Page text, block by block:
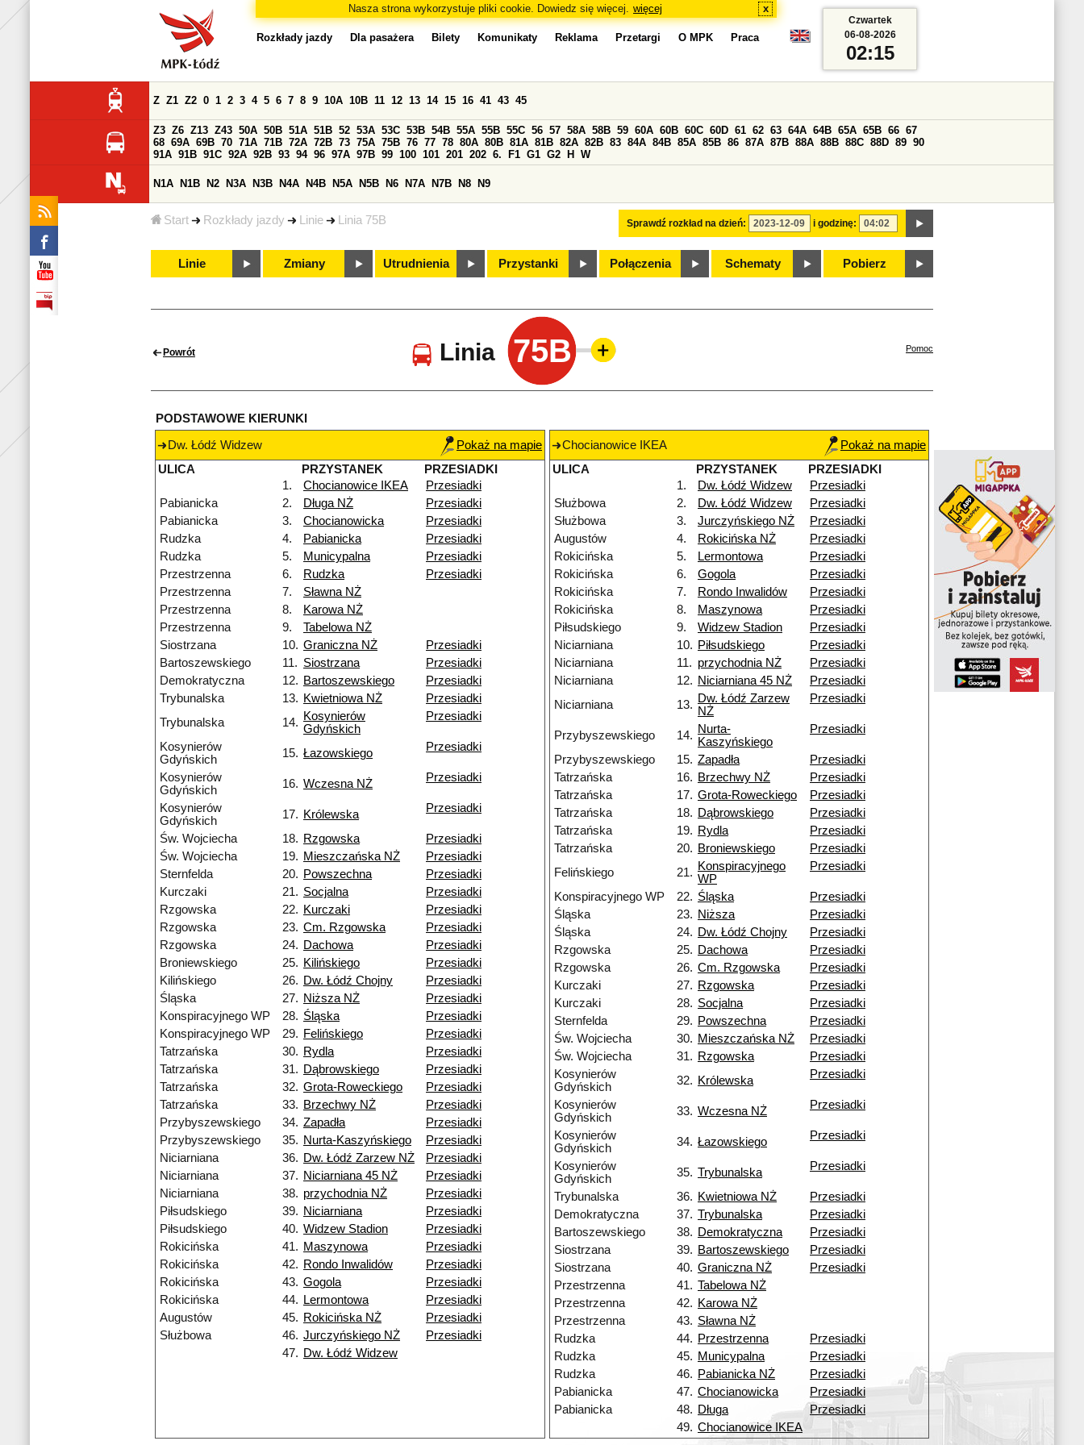
Nasza strona wykorzystuje pliki cookie. Dowiedz się więcej. więcej x
Start Rozkłady jazdy Linie Linia 75B
Rozkłady jazdy Dla pasażera Bilety Komunikaty Reklama Przetargi O MPK Praca
Sprawdź rozkład na dzień: i godzinę:
Z Z1 Z2 0 1 2 3 4 5 6 7 8 9 10A 10B 11 12 13 14 15 16 41 43 45
Z3 Z6 Z13 Z43 50A 50B 51A 51B 52 53A 53C 53B 54B 55A 55B 55C 56 57 58A 58B 59 60A 60B 60C 60D 61 62 63 64A 64B 65A 65B 66 67
68 69A 69B 70 71A 71B 72A 72B 73 75A 75B 76 77 78 80A 80B 81A 81B 82A 82B 83 84A 84B 85A 85B 86 87A 87B 88A 88B 88C 88D 89 90
91A 91B 91C 92A 92B 93 94 96 97A 97B 99 100 101 201 202 6. F1 G1 G2 H W
N1A N1B N2 N3A N3B N4A N4B N5A N5B N6 N7A N7B N8 N9
Linie Zmiany Utrudnienia Przystanki Połączenia Schematy Pobierz
Czwartek
06-08-2026
02:15
Powrót Linia 75B Pomoc
PODSTAWOWE KIERUNKI
Dw. Łódź Widzew
Pokaż na mapie
ULICA
PRZYSTANEK
PRZESIADKI
1.
Chocianowice IKEA
Przesiadki
Pabianicka
2. Długa NŻ
Przesiadki
Pabianicka
3. Chocianowicka
Przesiadki
Rudzka
4. Pabianicka
Przesiadki
Rudzka
5. Municypalna
Przesiadki
Przestrzenna
6. Rudzka
Przesiadki
Przestrzenna
7.
Sławna NŻ
Przestrzenna
8.
Karowa NŻ
Przestrzenna
9.
Tabelowa NŻ
Siostrzana
10. Graniczna NŻ
Przesiadki
Bartoszewskiego
11. Siostrzana
Przesiadki
Demokratyczna
12. Bartoszewskiego
Przesiadki
Trybunalska
13. Kwietniowa NŻ
Przesiadki
Trybunalska
14. Kosynierów
Gdyńskich
Przesiadki
Kosynierów
Gdyńskich
15. Łazowskiego Przesiadki
Kosynierów
Gdyńskich
16. Wczesna NŻ Przesiadki
Kosynierów
Gdyńskich
17. Królewska Przesiadki
Św. Wojciecha 18. Rzgowska
Przesiadki
Św. Wojciecha
19. Mieszczańska NŻ
Przesiadki
Sternfelda
20. Powszechna
Przesiadki
Kurczaki
21. Socjalna
Przesiadki
Rzgowska
22. Kurczaki
Przesiadki
Rzgowska
23. Cm. Rzgowska
Przesiadki
Rzgowska
24. Dachowa
Przesiadki
Broniewskiego
25. Kilińskiego
Przesiadki
Kilińskiego
26. Dw. Łódź Chojny
Przesiadki
Śląska
27. Niższa NŻ
Przesiadki
Konspiracyjnego WP
28. Śląska
Przesiadki
Konspiracyjnego WP
29. Felińskiego
Przesiadki
Tatrzańska
30. Rydla
Przesiadki
Tatrzańska
31. Dąbrowskiego
Przesiadki
Tatrzańska
32. Grota-Roweckiego
Przesiadki
Tatrzańska
33. Brzechwy NŻ
Przesiadki
Przybyszewskiego
34. Zapadła
Przesiadki
Przybyszewskiego
35. Nurta-Kaszyńskiego
Przesiadki
Niciarniana
36. Dw. Łódź Zarzew NŻ
Przesiadki
Niciarniana
37. Niciarniana 45 NŻ
Przesiadki
Niciarniana
38. przychodnia NŻ
Przesiadki
Piłsudskiego
39. Niciarniana
Przesiadki
Piłsudskiego
40. Widzew Stadion
Przesiadki
Rokicińska
41. Maszynowa
Przesiadki
Rokicińska
42. Rondo Inwalidów
Przesiadki
Rokicińska
43. Gogola
Przesiadki
Rokicińska
44. Lermontowa
Przesiadki
Augustów
45. Rokicińska NŻ
Przesiadki
Służbowa
46. Jurczyńskiego NŻ
Przesiadki
47. Dw. Łódź Widzew
Chocianowice IKEA
Pokaż na mapie
ULICA
PRZYSTANEK
PRZESIADKI
1.
Dw. Łódź Widzew
Przesiadki
Służbowa
2. Dw. Łódź Widzew
Przesiadki
Służbowa
3. Jurczyńskiego NŻ
Przesiadki
Augustów
4. Rokicińska NŻ
Przesiadki
Rokicińska
5. Lermontowa
Przesiadki
Rokicińska
6. Gogola
Przesiadki
Rokicińska
7. Rondo Inwalidów
Przesiadki
Rokicińska
8. Maszynowa
Przesiadki
Piłsudskiego
9. Widzew Stadion
Przesiadki
Niciarniana
10. Piłsudskiego
Przesiadki
Niciarniana
11. przychodnia NŻ
Przesiadki
Niciarniana
12. Niciarniana 45 NŻ
Przesiadki
Niciarniana
13. Dw. Łódź Zarzew
NŻ
Przesiadki
Przybyszewskiego 14. Nurta-
Kaszyńskiego
Przesiadki
Przybyszewskiego 15. Zapadła
Przesiadki
Tatrzańska
16. Brzechwy NŻ
Przesiadki
Tatrzańska
17. Grota-Roweckiego
Przesiadki
Tatrzańska
18. Dąbrowskiego
Przesiadki
Tatrzańska
19. Rydla
Przesiadki
Tatrzańska
20. Broniewskiego
Przesiadki
Felińskiego
21. Konspiracyjnego
WP
Przesiadki
Konspiracyjnego WP 22. Śląska
Przesiadki
Śląska
23. Niższa
Przesiadki
Śląska
24. Dw. Łódź Chojny
Przesiadki
Rzgowska
25. Dachowa
Przesiadki
Rzgowska
26. Cm. Rzgowska
Przesiadki
Kurczaki
27. Rzgowska
Przesiadki
Kurczaki
28. Socjalna
Przesiadki
Sternfelda
29. Powszechna
Przesiadki
Św. Wojciecha
30. Mieszczańska NŻ
Przesiadki
Św. Wojciecha
31. Rzgowska
Przesiadki
Kosynierów
Gdyńskich
32. Królewska Przesiadki
Kosynierów
Gdyńskich
33. Wczesna NŻ Przesiadki
Kosynierów
Gdyńskich
34. Łazowskiego Przesiadki
Kosynierów
Gdyńskich
35. Trybunalska Przesiadki
Trybunalska 36. Kwietniowa NŻ
Przesiadki
Demokratyczna
37. Trybunalska
Przesiadki
Bartoszewskiego
38. Demokratyczna
Przesiadki
Siostrzana
39. Bartoszewskiego
Przesiadki
Siostrzana
40. Graniczna NŻ
Przesiadki
Przestrzenna
41. Tabelowa NŻ
Przestrzenna
42. Karowa NŻ
Przestrzenna
43. Sławna NŻ
Rudzka
44. Przestrzenna
Przesiadki
Rudzka
45. Municypalna
Przesiadki
Rudzka
46. Pabianicka NŻ
Przesiadki
Pabianicka
47. Chocianowicka
Przesiadki
Pabianicka
48. Długa
Przesiadki
49. Chocianowice IKEA